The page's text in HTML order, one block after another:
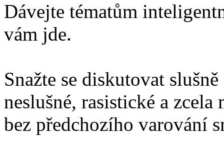
Dávejte tématům
vám jde.
Snažte se diskutovat
neslušné, rasistické a
bez předchozího varování